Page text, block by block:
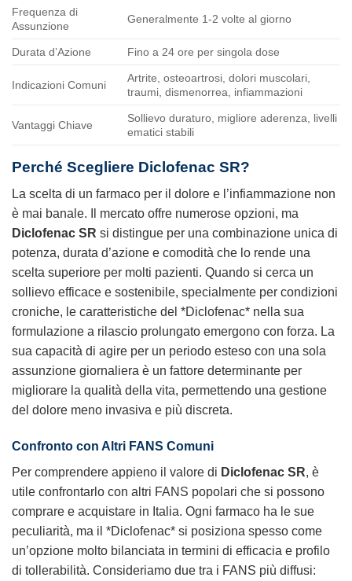
Frequenza di
Assunzione
Generalmente 1-2 volte al giorno
Durata d’Azione Fino a 24 ore per singola dose
Indicazioni Comuni
Artrite, osteoartrosi, dolori muscolari,
traumi, dismenorrea, infiammazioni
Vantaggi Chiave
Sollievo duraturo, migliore aderenza, livelli
ematici stabili
Perché Scegliere Diclofenac SR?
La scelta di un farmaco per il dolore e l’infiammazione non
è mai banale. Il mercato offre numerose opzioni, ma
Diclofenac SR si distingue per una combinazione unica di
potenza, durata d’azione e comodità che lo rende una
scelta superiore per molti pazienti. Quando si cerca un
sollievo efficace e sostenibile, specialmente per condizioni
croniche, le caratteristiche del *Diclofenac* nella sua
formulazione a rilascio prolungato emergono con forza. La
sua capacità di agire per un periodo esteso con una sola
assunzione giornaliera è un fattore determinante per
migliorare la qualità della vita, permettendo una gestione
del dolore meno invasiva e più discreta.
Confronto con Altri FANS Comuni
Per comprendere appieno il valore di Diclofenac SR, è
utile confrontarlo con altri FANS popolari che si possono
comprare e acquistare in Italia. Ogni farmaco ha le sue
peculiarità, ma il *Diclofenac* si posiziona spesso come
un’opzione molto bilanciata in termini di efficacia e profilo
di tollerabilità. Consideriamo due tra i FANS più diffusi: